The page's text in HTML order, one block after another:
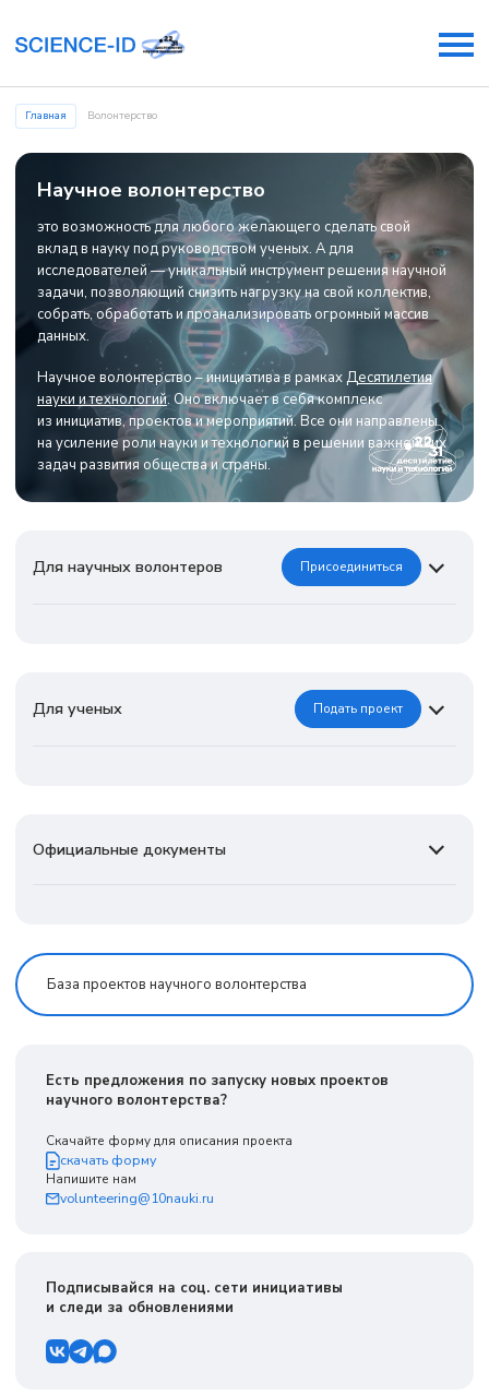
Главная Волонтерство
Научное волонтерство
это возможность для любого желающего сделать свой
вклад в науку под руководством ученых. А для
исследователей — уникальный инструмент решения научной
задачи, позволяющий снизить нагрузку на свой коллектив,
собрать, обработать и проанализировать огромный массив
данных.
Научное волонтерство – инициатива в рамкахДесятилетия
науки и технологий. Оно включает в себя комплекс
из инициатив, проектов и мероприятий. Все они направлены
на усиление роли науки и технологий в решении важнейших
задач развития общества и страны.
Для научных волонтеров Присоединиться
Для ученых Подать проект
Официальные документы
База проектов научного волонтерства
Есть предложения по запуску новых проектов
научного волонтерства?
Скачайте форму для описания проекта
скачать форму
Напишите нам
volunteering@10nauki.ru
Подписывайся на соц. сети инициативы
и следи за обновлениями